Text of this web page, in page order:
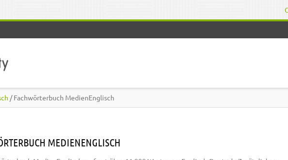
/ Fachwörterbuch MedienEnglisch
MEDIENENGLISCH